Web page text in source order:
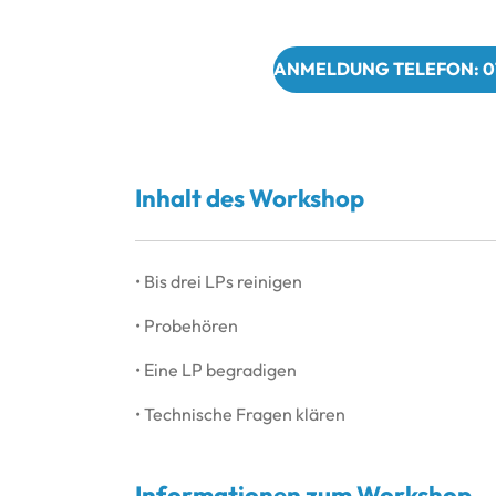
ANMELDUNG TELEFON: 0
Inhalt des Workshop
• Bis drei LPs reinigen
• Probehören
• Eine LP begradigen
• Technische Fragen klären